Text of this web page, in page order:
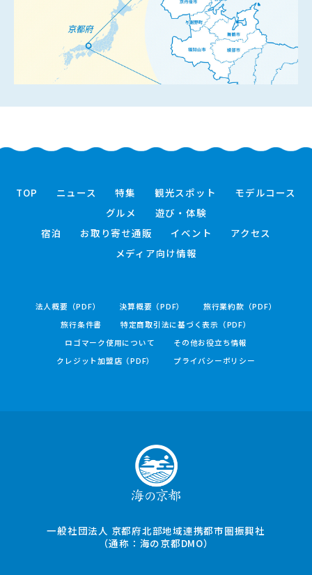
TOP ニュース 特集 観光スポット
モデルコース
グルメ
遊び・体験
宿泊
お取り寄せ通販 イベント
アクセス
メディア向け情報
法人概要（PDF） 決算概要（PDF）
旅行業約款（PDF）
旅行条件書
特定商取引法に基づく表示（PDF）
ロゴマーク使用について
その他お役立ち情報
クレジット加盟店（PDF）
プライバシーポリシー
一般社団法人 京都府北部地域連携都市圏振興社
（通称：海の京都DMO）